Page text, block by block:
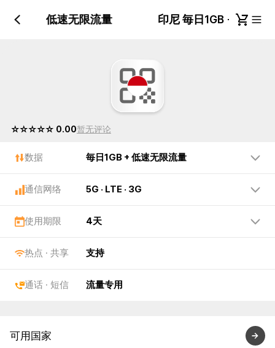
1GB + 低速无限流量 印尼 毎日1GB + 低速
☆☆☆☆☆ 0.00暂无评论
数据 毎日1GB + 低速无限流量
通信网络 5G · LTE · 3G
使用期限 4天
热点 · 共享 支持
通话 · 短信 流量专用
可用国家